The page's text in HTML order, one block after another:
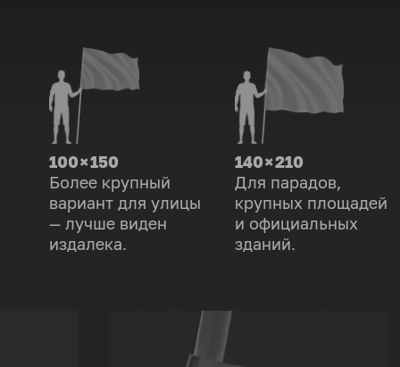
100 × 150
Более крупный
вариант для улицы
— лучше виден
издалека.
140 × 210
Для парадов,
крупных площадей
и официальных
зданий.